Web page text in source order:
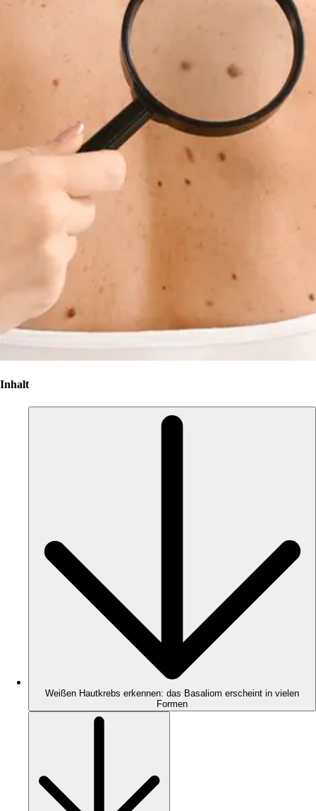
Inhalt
Weißen Hautkrebs erkennen: das Basaliom erscheint in vielen
Formen